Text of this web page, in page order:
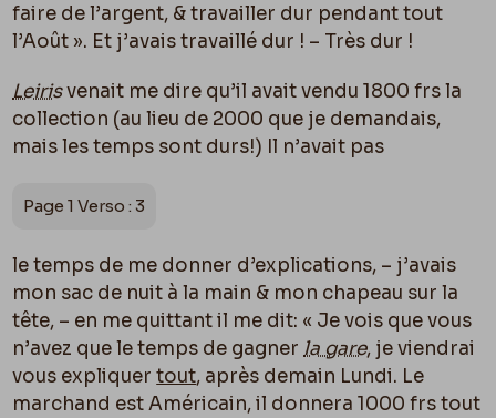
faire de l’argent, & travailler dur pendant tout
l’Août ». Et j’avais travaillé dur ! – Très dur !
Leirisvenait me dire qu’il avait vendu 1800 frs la
collection (au lieu de 2000 que je demandais,
mais les temps sont durs!) Il n’avait pas
Page 1 Verso : 3
le temps de me donner d’explications, – j’avais
mon sac de nuit à la main & mon chapeau sur la
tête, – en me quittant il me dit: « Je vois que vous
n’avez que le temps de gagner la gare, je viendrai
vous expliquertout, après demain Lundi. Le
marchand est Américain, il donnera 1000 frs tout